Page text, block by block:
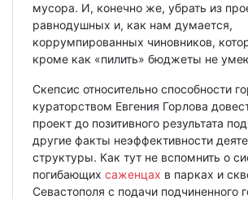
мусора. И, конечно же, убрать из
равнодушных и, как нам думается,
коррумпированных чиновников,
кроме как «пилить» бюджеты не
Скепсис относительно способности
кураторством Евгения Горлова
проект до позитивного результата
другие факты неэффективности
структуры. Как тут не вспомнить о
погибающих саженцах в парках и
Севастополя с подачи подчиненного